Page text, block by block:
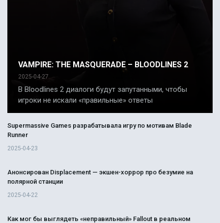
VAMPIRE: THE MASQUERADE – BLOODLINES 2
2025-04-27
В Bloodlines 2 диалоги будут запутанными, чтобы
игроки не искали «правильные» ответы
Supermassive Games разрабатывала игру по мотивам Blade
Runner
2025-04-23
Анонсирован Displacement — экшен-хоррор про безумие на
полярной станции
2025-04-22
Как мог бы выглядеть «неправильный» Fallout в реальном